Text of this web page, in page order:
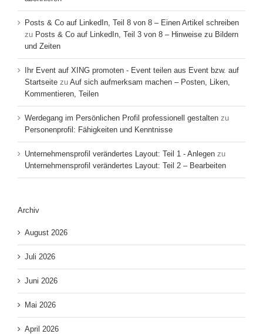
Posts & Co auf LinkedIn, Teil 8 von 8 – Einen Artikel schreiben
zu Posts & Co auf LinkedIn, Teil 3 von 8 – Hinweise zu Bildern
und Zeiten
Ihr Event auf XING promoten - Event teilen aus Event bzw. auf
Startseite zu Auf sich aufmerksam machen – Posten, Liken,
Kommentieren, Teilen
Werdegang im Persönlichen Profil professionell gestalten zu
Personenprofil: Fähigkeiten und Kenntnisse
Unternehmensprofil verändertes Layout: Teil 1 - Anlegen zu
Unternehmensprofil verändertes Layout: Teil 2 – Bearbeiten
Archiv
August 2026
Juli 2026
Juni 2026
Mai 2026
April 2026